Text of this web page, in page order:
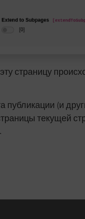
страницу
публикации (и
текущей